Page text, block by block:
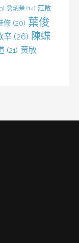
翁炳榮 (14) 莊啟
修 (20) 葉俊
辛 (26) 陳蝶
(21) 黃敏